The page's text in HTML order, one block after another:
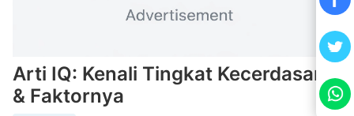
Arti IQ: Kenali Tingkat Kecerdasan
& Faktornya